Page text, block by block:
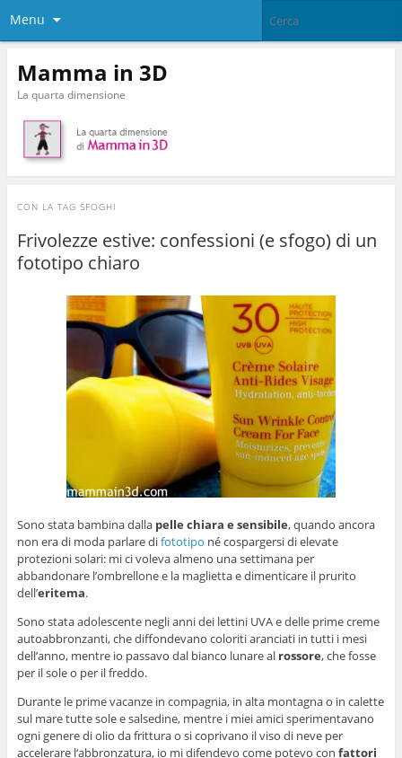
Menu
Mamma in 3D
La quarta dimensione
CON LA TAG SFOGHI
Frivolezze estive: confessioni (e sfogo) di un
fototipo chiaro
Sono stata bambina dalla pelle chiara e sensibile, quando ancora
non era di moda parlare difototipo né cospargersi di elevate
protezioni solari: mi ci voleva almeno una settimana per
abbandonare l’ombrellone e la maglietta e dimenticare il prurito
dell’eritema.
Sono stata adolescente negli anni dei lettini UVA e delle prime creme
autoabbronzanti, che diffondevano coloriti aranciati in tutti i mesi
dell’anno, mentre io passavo dal bianco lunare al rossore, che fosse
per il sole o per il freddo.
Durante le prime vacanze in compagnia, in alta montagna o in calette
sul mare tutte sole e salsedine, mentre i miei amici sperimentavano
ogni genere di olio da frittura o si coprivano il viso di neve per
accelerare l‘abbronzatura, io mi difendevo come potevo con fattori